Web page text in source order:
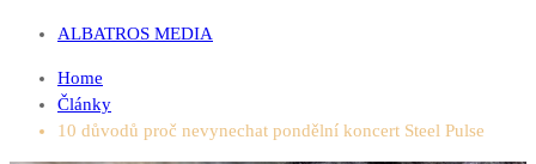
ALBATROS MEDIA
Home
Články
10 důvodů proč nevynechat pondělní koncert Steel Pulse